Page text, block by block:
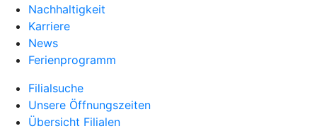
Nachhaltigkeit
Karriere
News
Ferienprogramm
Filialsuche
Unsere Öffnungszeiten
Übersicht Filialen